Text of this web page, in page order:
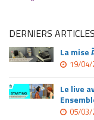
DERNIERS ARTICLES
La mise
19/04/
Le live
05/03/